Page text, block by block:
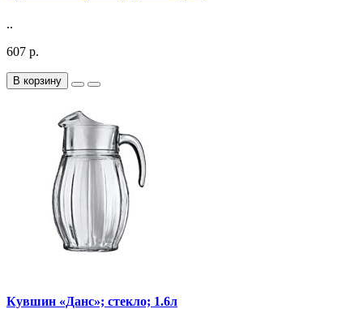
..
607 р.
В корзину
Кувшин «Данс»; стекло; 1.6л